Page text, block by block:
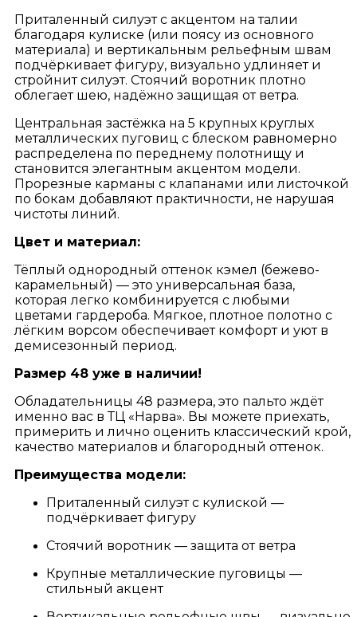
Приталенный силуэт с акцентом на талии
благодаря кулиске (или поясу из основного
материала) и вертикальным рельефным швам
подчёркивает фигуру, визуально удлиняет и
стройнит силуэт. Стоячий воротник плотно
облегает шею, надёжно защищая от ветра.
Центральная застёжка на 5 крупных круглых
металлических пуговиц с блеском равномерно
распределена по переднему полотнищу и
становится элегантным акцентом модели.
Прорезные карманы с клапанами или листочкой
по бокам добавляют практичности, не нарушая
чистоты линий.
Цвет и материал:
Тёплый однородный оттенок кэмел (бежево-
карамельный) — это универсальная база,
которая легко комбинируется с любыми
цветами гардероба. Мягкое, плотное полотно с
лёгким ворсом обеспечивает комфорт и уют в
демисезонный период.
Размер 48 уже в наличии!
Обладательницы 48 размера, это пальто ждёт
именно вас в ТЦ «Нарва». Вы можете приехать,
примерить и лично оценить классический крой,
качество материалов и благородный оттенок.
Преимущества модели:
Приталенный силуэт с кулиской —
подчёркивает фигуру
Стоячий воротник — защита от ветра
Крупные металлические пуговицы —
стильный акцент